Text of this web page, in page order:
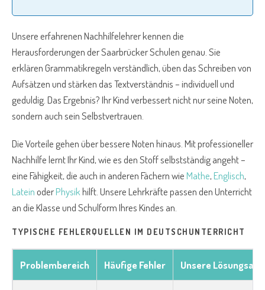
Unsere erfahrenen Nachhilfelehrer kennen die
Herausforderungen der Saarbrücker Schulen genau. Sie
erklären Grammatikregeln verständlich, üben das Schreiben von
Aufsätzen und stärken das Textverständnis – individuell und
geduldig. Das Ergebnis? Ihr Kind verbessert nicht nur seine Noten,
sondern auch sein Selbstvertrauen.
Die Vorteile gehen über bessere Noten hinaus. Mit professioneller
Nachhilfe lernt Ihr Kind, wie es den Stoff selbstständig angeht –
eine Fähigkeit, die auch in anderen Fächern wieMathe,Englisch,
LateinoderPhysikhilft. Unsere Lehrkräfte passen den Unterricht
an die Klasse und Schulform Ihres Kindes an.
TYPISCHE FEHLERQUELLEN IM DEUTSCHUNTERRICHT
Problembereich Häufige Fehler Unsere